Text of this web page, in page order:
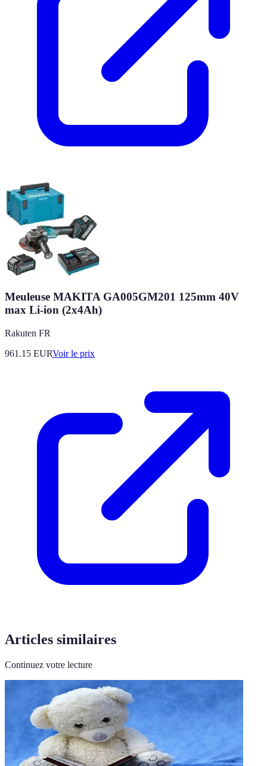
Meuleuse MAKITA GA005GM201 125mm 40V
max Li-ion (2x4Ah)
Rakuten FR
961.15 EURVoir le prix
Articles similaires
Continuez votre lecture